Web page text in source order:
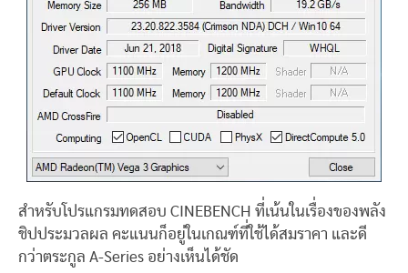
สำหรับโปรแกรมทดสอบ CINEBENCH ที่เน้นในเรื่องของพลัง
ชิปประมวลผล คะแนนก็อยู่ในเกณฑ์ที่ใช้ได้สมราคา และดี
กว่าตระกูล A-Series อย่างเห็นได้ชัด